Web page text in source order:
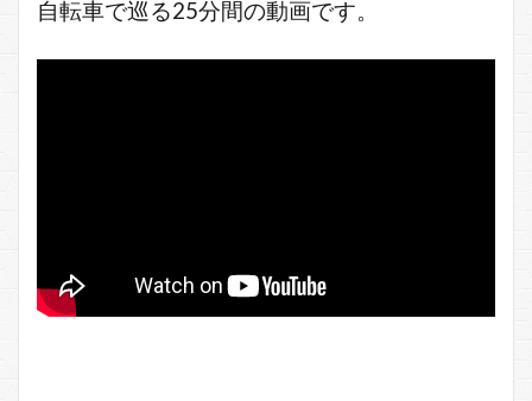
自転車で巡る25分間の動画です。